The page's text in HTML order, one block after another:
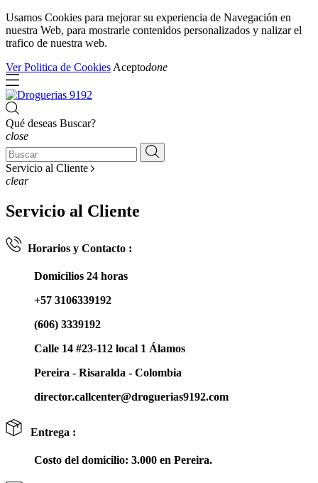
Usamos Cookies para mejorar su experiencia de Navegación en
nuestra Web, para mostrarle contenidos personalizados y nalizar el
trafico de nuestra web.
Ver Politica de Cookies Aceptodone
Qué deseas Buscar?
close
Servicio al Cliente
clear
Servicio al Cliente
Horarios y Contacto :
Domicilios 24 horas
+57 3106339192
(606) 3339192
Calle 14 #23-112 local 1 Álamos
Pereira - Risaralda - Colombia
director.callcenter@droguerias9192.com
Entrega :
Costo del domicilio: 3.000 en Pereira.